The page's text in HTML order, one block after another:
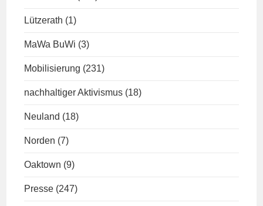
Lützerath (1)
MaWa BuWi (3)
Mobilisierung (231)
nachhaltiger Aktivismus (18)
Neuland (18)
Norden (7)
Oaktown (9)
Presse (247)